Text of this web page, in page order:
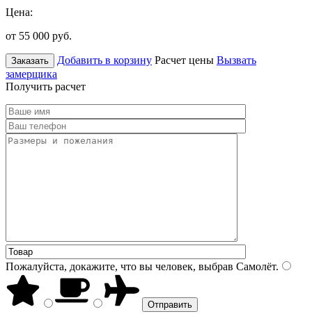
Цена:
от 55 000 руб.
Заказать Добавить в корзину Расчет цены Вызвать
замерщика
Получить расчет
Пожалуйста, докажите, что вы человек, выбрав Самолёт.